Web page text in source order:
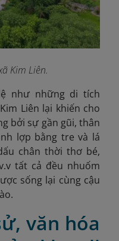
Kim Liên.
như những di tích
Liên lại khiến cho
bởi sự gần gũi, thân
lợp bằng tre và lá
chân thời thơ bé,
tất cả đều nhuốm
sống lại cùng cậu
văn hóa